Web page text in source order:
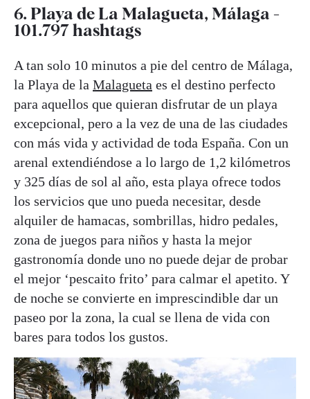
6. Playa de La Malagueta, Málaga -
101.797 hashtags
A tan solo 10 minutos a pie del centro de Málaga,
la Playa de la Malagueta es el destino perfecto
para aquellos que quieran disfrutar de un playa
excepcional, pero a la vez de una de las ciudades
con más vida y actividad de toda España. Con un
arenal extendiéndose a lo largo de 1,2 kilómetros
y 325 días de sol al año, esta playa ofrece todos
los servicios que uno pueda necesitar, desde
alquiler de hamacas, sombrillas, hidro pedales,
zona de juegos para niños y hasta la mejor
gastronomía donde uno no puede dejar de probar
el mejor ‘pescaito frito’ para calmar el apetito. Y
de noche se convierte en imprescindible dar un
paseo por la zona, la cual se llena de vida con
bares para todos los gustos.